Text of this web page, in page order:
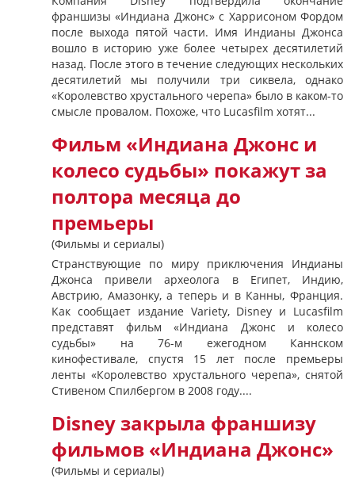
франшизы «Индиана Джонс» с Харрисоном Фордом
после выхода пятой части. Имя Индианы Джонса
вошло в историю уже более четырех десятилетий
назад. После этого в течение следующих нескольких
десятилетий мы получили три сиквела, однако
«Королевство хрустального черепа» было в каком-то
смысле провалом. Похоже, что Lucasfilm хотят...
Фильм «Индиана Джонс и
колесо судьбы» покажут за
полтора месяца до
премьеры
(Фильмы и сериалы)
Странствующие по миру приключения Индианы
Джонса привели археолога в Египет, Индию,
Австрию, Амазонку, а теперь и в Канны, Франция.
Как сообщает издание Variety, Disney и Lucasfilm
представят фильм «Индиана Джонс и колесо
судьбы» на 76-м ежегодном Каннском
кинофестивале, спустя 15 лет после премьеры
ленты «Королевство хрустального черепа», снятой
Стивеном Спилбергом в 2008 году....
Disney закрыла франшизу
фильмов «Индиана Джонс»
(Фильмы и сериалы)